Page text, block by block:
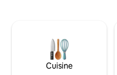
locales : Plage privée - sur
100 m Duck Bay : 1 km
1,5 km Lomond Shores : 2,5 km
Cuisine